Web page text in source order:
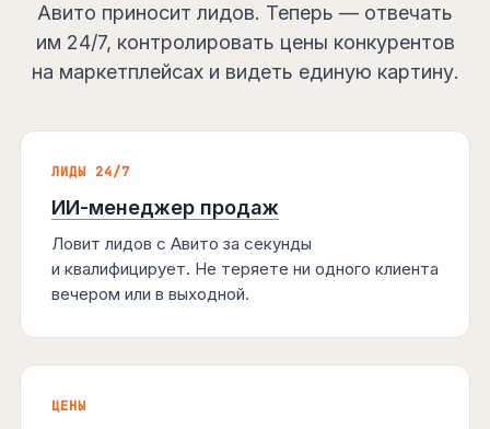
Авито приносит лидов. Теперь — отвечать
им 24/7, контролировать цены конкурентов
на маркетплейсах и видеть единую картину.
ЛИДЫ 24/7
ИИ-менеджер продаж
Ловит лидов с Авито за секунды
и квалифицирует. Не теряете ни одного клиента
вечером или в выходной.
ЦЕНЫ